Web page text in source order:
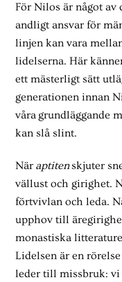
För Nilos är något av
andligt ansvar för
linjen kan vara
lidelserna. Här
ett mästerligt sätt
generationen innan
våra grundläggande
kan slå slint.
När aptitenskjuter
vällust och girighet.
förtvivlan och leda.
upphov till
monastiska
Lidelsen är en
leder till missbruk: vi